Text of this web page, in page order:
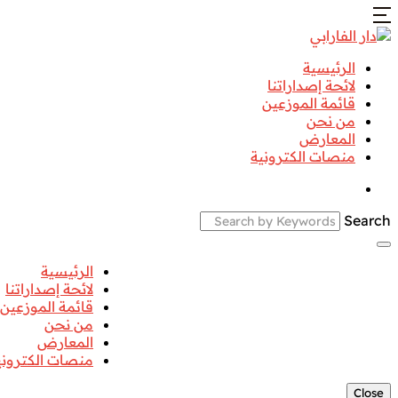
الرئيسية
لائحة إصداراتنا
قائمة الموزعين
من نحن
المعارض
منصات الكترونية
Search
الرئيسية
لائحة إصداراتنا
قائمة الموزعين
من نحن
المعارض
منصات
Close